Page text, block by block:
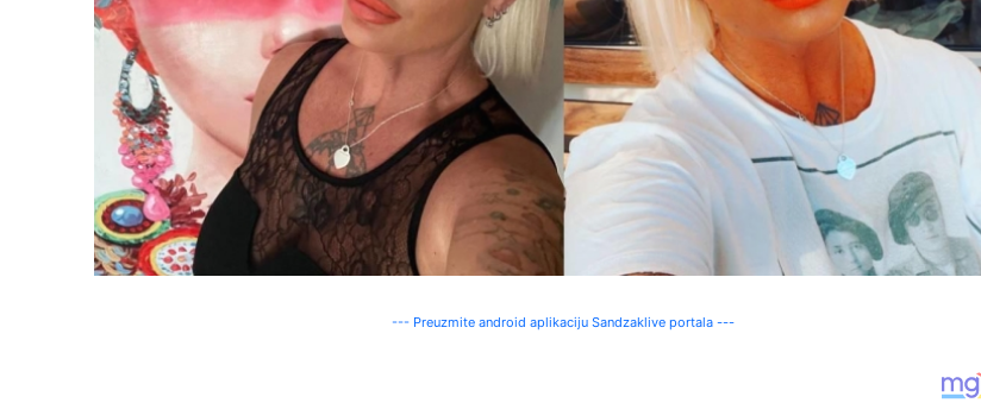
--- Preuzmite android aplikaciju Sandzaklive portala ---